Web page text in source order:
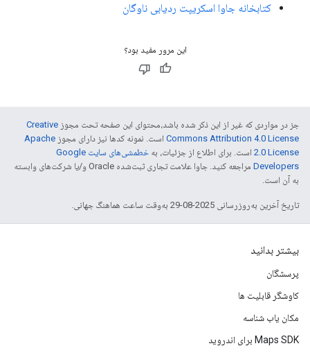
کتابخانه جاوا اسکریپت ردیابی ناوگان
این مرور مفید بود؟
جز در مواردی که غیر از این ذکر شده باشد،‌محتوای این صفحه تحت مجوز Creative
Commons Attribution 4.0 License است. نمونه کدها نیز دارای مجوز Apache
2.0 License است. برای اطلاع از جزئیات، به
خطمشی‌های سایت Google
Developers‏
مراجعه کنید. جاوا علامت تجاری ثبت‌شده Oracle و/یا شرکت‌های وابسته
به آن است.
تاریخ آخرین به‌روزرسانی 2025-08-29 به‌وقت ساعت هماهنگ جهانی.
بیشتر بدانید
پرسشگان
کاوشگر قابلیت ها
مکان یاب شناسه
Maps SDK برای اندروید